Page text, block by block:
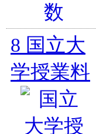
8 国立大
学授業料